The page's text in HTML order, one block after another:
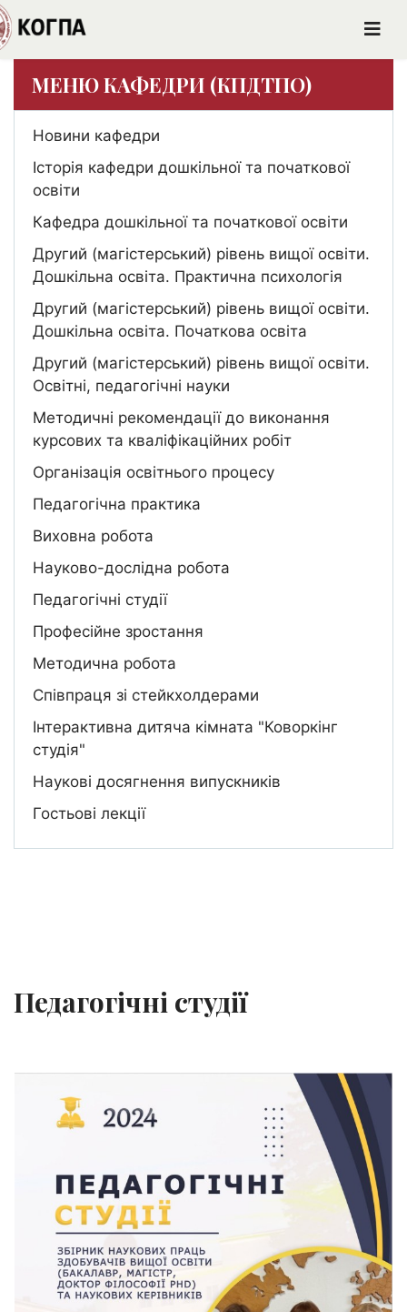
МЕНЮ КАФЕДРИ (КПДТПО)
Новини кафедри
Історія кафедри дошкільної та початкової
освіти
Кафедра дошкільної та початкової освіти
Другий (магістерський) рівень вищої освіти.
Дошкільна освіта. Практична психологія
Другий (магістерський) рівень вищої освіти.
Дошкільна освіта. Початкова освіта
Другий (магістерський) рівень вищої освіти.
Освітні, педагогічні науки
Методичні рекомендації до виконання
курсових та кваліфікаційних робіт
Організація освітнього процесу
Педагогічна практика
Виховна робота
Науково-дослідна робота
Педагогічні студії
Професійне зростання
Методична робота
Співпраця зі стейкхолдерами
Інтерактивна дитяча кімната "Коворкінг
студія"
Наукові досягнення випускників
Гостьові лекції
Педагогічні студії